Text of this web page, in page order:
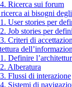
Ricerca sui forum
ai bisogni
User stories per
Job stories per
Criteri di
Definire
Alberatura
Flussi di interazione
Sistemi di